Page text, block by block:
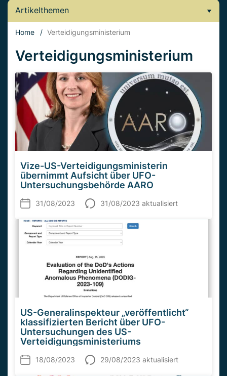
Artikelthemen
Home / Verteidigungsministerium
Verteidigungsministerium
Vize-US-Verteidigungsministerin
übernimmt Aufsicht über UFO-
Untersuchungsbehörde AARO
31/08/2023 31/08/2023 aktualisiert
US-Generalinspekteur „veröffentlicht“
klassifizierten Bericht über UFO-
Untersuchungen des US-
Verteidigungsministeriums
18/08/2023 29/08/2023 aktualisiert